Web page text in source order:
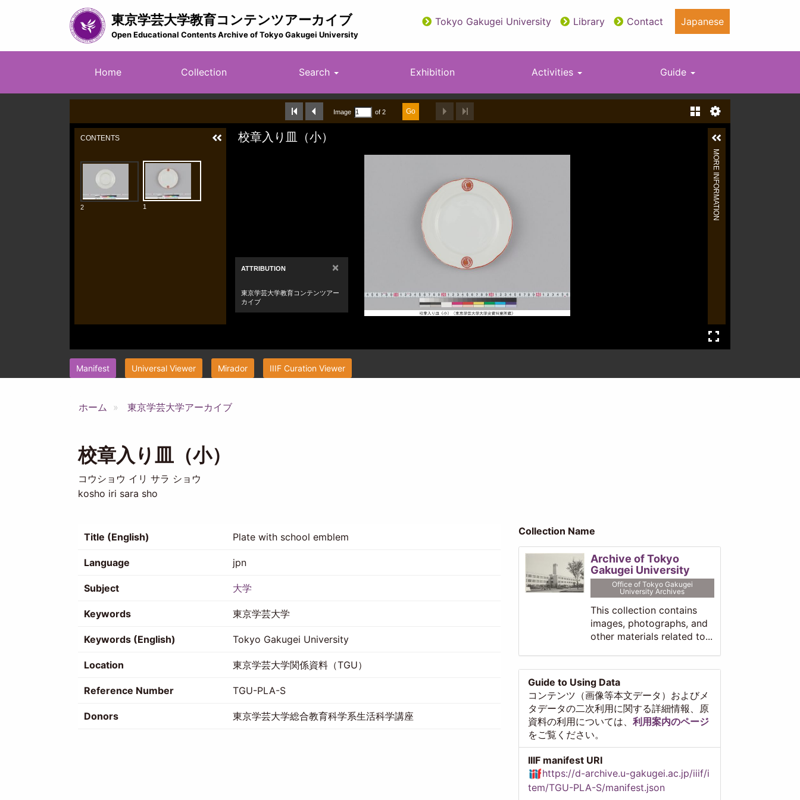
東京学芸大学教育コンテンツアーカイブ
Open Educational Contents Archive of Tokyo Gakugei University utility
Tokyo Gakugei University Library Contact Japanese
ン
ビ
ゲ
ン
Home Collection Search Exhibition Activities Guide
Manifest Universal Viewer Mirador IIIF Curation Viewer
ホーム 東京学芸大学アーカイブ
校章入り皿（小）
コウショウ イリ サラ ショウ
kosho iri sara sho
Title (English) Plate with school emblem
Language jpn
Subject 大学
Keywords 東京学芸大学
Keywords (English) Tokyo Gakugei University
Location 東京学芸大学関係資料（TGU）
Reference Number TGU-PLA-S
Donors 東京学芸大学総合教育科学系生活科学講座
Collection Name
Archive of Tokyo
Gakugei University
Office of Tokyo Gakugei
University Archives
This collection contains
images, photographs, and
other materials related to...
Guide to Using Data
コンテンツ（画像等本文データ）およびメ
タデータの二次利用に関する詳細情報、原
資料の利用については、 利用案内のページ
をご覧ください。
IIIF manifest URI
https://d-archive.u-gakugei.ac.jp/iiif/i
tem/TGU-PLA-S/manifest.json